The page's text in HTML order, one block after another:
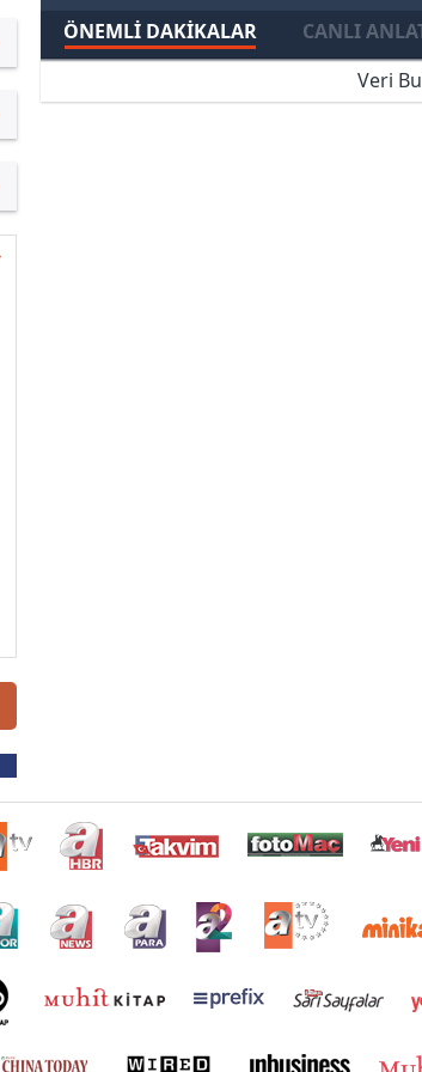
ÖNEMLI DAKIKALAR CANLI
Veri